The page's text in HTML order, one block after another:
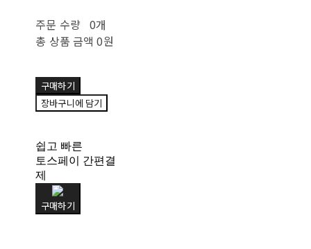
주문 수량 0개
총 상품 금액 0원
구매하기
장바구니에 담기
쉽고 빠른
토스페이 간편결
제
구매하기